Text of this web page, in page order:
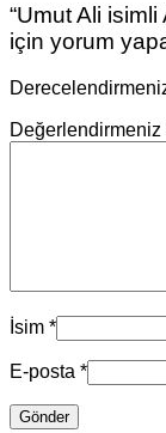
“Umut Ali
için yorum
Değerlendirmeniz
İsim *
E-posta *